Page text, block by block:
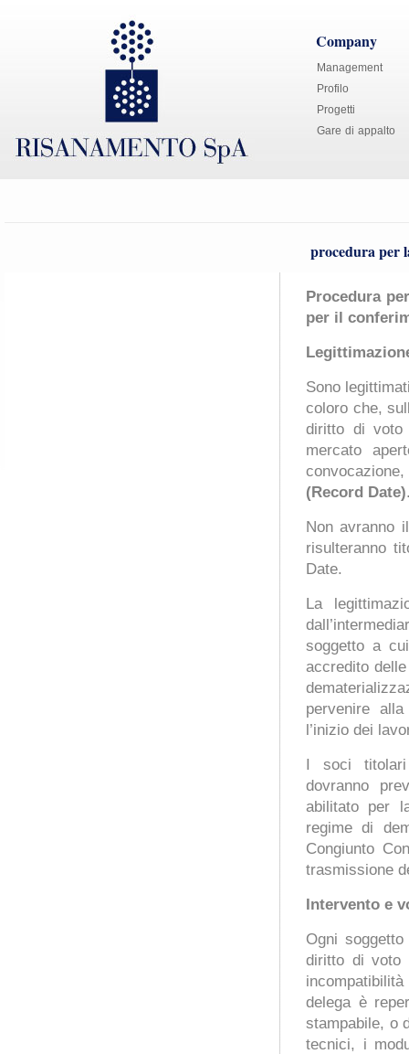
Company
Management
Profilo
Progetti
Gare di appalto
procedura per
Procedura
per il
Sono
coloro che,
diritto di voto
mercato
(Record Date)
Non avranno
risulteranno
Date.
La
soggetto a
accredito
pervenire
l’inizio dei
I soci titolari
dovranno
abilitato per
regime di
Congiunto
trasmissione
Intervento e
Ogni
diritto di voto
delega è
stampabile, o
tecnici, i